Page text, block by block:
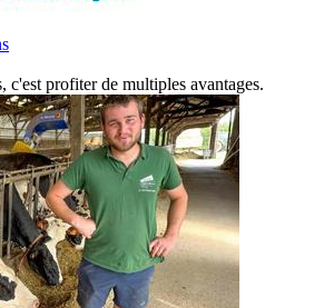
c'est profiter de multiples avantages.